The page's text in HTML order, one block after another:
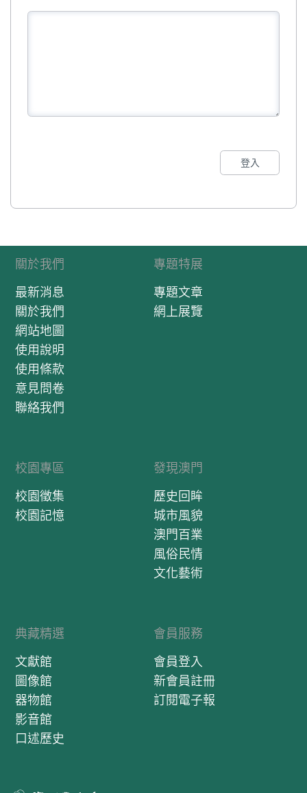
登入
關於我們
最新消息
關於我們
網站地圖
使用說明
使用條款
意見問卷
聯絡我們
專題特展
專題文章
網上展覽
校園專區
校園徵集
校園記憶
發現澳門
歷史回眸
城市風貌
澳門百業
風俗民情
文化藝術
典藏精選
文獻館
圖像館
器物館
影音館
口述歷史
會員服務
會員登入
新會員註冊
訂閱電子報